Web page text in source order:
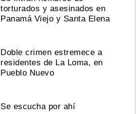
torturados y asesinados en
Panamá Viejo y Santa Elena
Doble crimen estremece a
residentes de La Loma, en
Pueblo Nuevo
Se escucha por ahí